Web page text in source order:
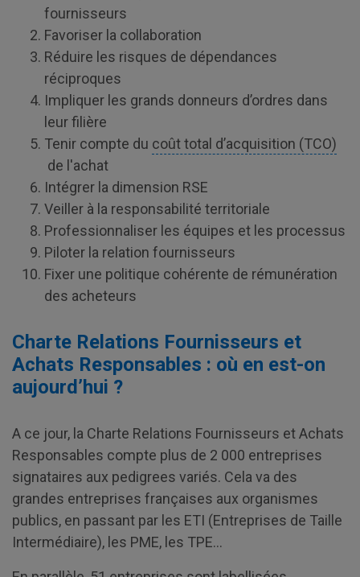
fournisseurs
Favoriser la collaboration
Réduire les risques de dépendances
réciproques
Impliquer les grands donneurs d’ordres dans
leur filière
Tenir compte du coût total d’acquisition (TCO)
de l'achat
Intégrer la dimension RSE
Veiller à la responsabilité territoriale
Professionnaliser les équipes et les processus
Piloter la relation fournisseurs
Fixer une politique cohérente de rémunération
des acheteurs
Charte Relations Fournisseurs et
Achats Responsables : où en est-on
aujourd’hui ?
A ce jour, la Charte Relations Fournisseurs et Achats
Responsables compte plus de 2 000 entreprises
signataires aux pedigrees variés. Cela va des
grandes entreprises françaises aux organismes
publics, en passant par les ETI (Entreprises de Taille
Intermédiaire), les PME, les TPE…